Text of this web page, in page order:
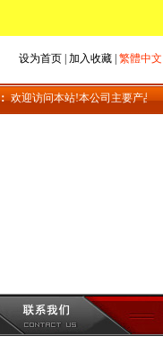
设为首页| 加入收藏| 繁體中文
欢迎访问本站!本公司主要产品：